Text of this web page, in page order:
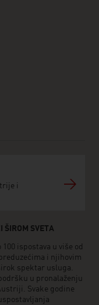
i
ŠIROM SVETA
ispostava u više od
i njihovim
spektar usluga.
u pronalaženju
Svake godine